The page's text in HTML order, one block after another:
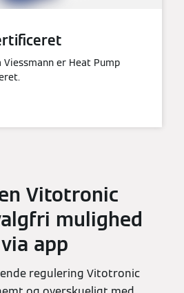
er Heat Pump
Vitotronic
mulighed
app
regulering Vitotronic